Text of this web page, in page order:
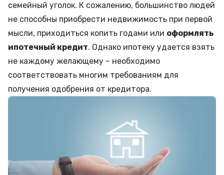
семейный уголок. К сожалению, большинство людей
не способны приобрести недвижимость при первой
мысли, приходиться копить годами или оформлять
ипотечный кредит. Однако ипотеку удается взять
не каждому желающему – необходимо
соответствовать многим требованиям для
получения одобрения от кредитора.